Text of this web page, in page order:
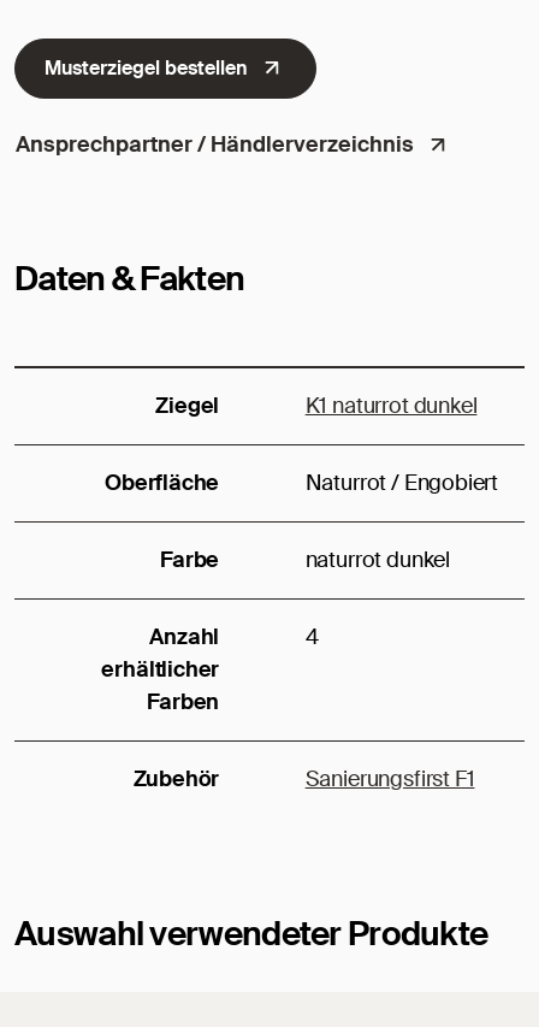
Musterziegel bestellen
Ansprechpartner / Händlerverzeichnis
Daten & Fakten
Ziegel K1 naturrot dunkel
Oberfläche Naturrot / Engobiert
Farbe naturrot dunkel
Anzahl
erhältlicher
Farben
4
Zubehör Sanierungsfirst F1
Auswahl verwendeter Produkte